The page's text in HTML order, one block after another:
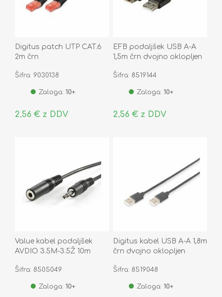
Digitus patch UTP CAT.6
2m črn
Šifra: 9030138
Zaloga: 10+
2,56 € z DDV
EFB podaljšek USB A-A
1,5m črn dvojno oklopljen
Šifra: 8519144
Zaloga: 10+
2,56 € z DDV
Value kabel podaljšek
AVDIO 3.5M-3.5Ž 10m
Šifra: 8505049
Zaloga: 10+
Digitus kabel USB A-A 1,8m
črn dvojno oklopljen
Šifra: 8519048
Zaloga: 10+